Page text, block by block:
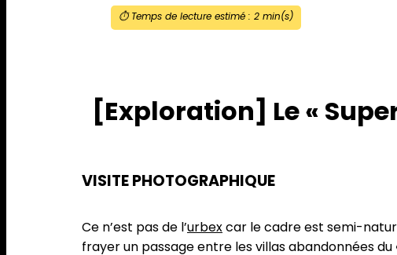
⏱️ Temps de lecture estimé : 2min(s)
[Exploration] Le «
VISITE PHOTOGRAPHIQUE
Ce n’est pas de l’urbexcar le cadre est semi-
frayer un passage entre les villas abandonnées